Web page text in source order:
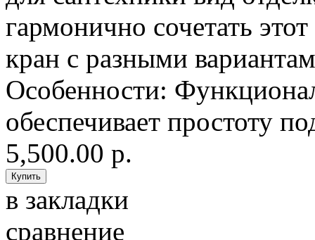
гармонично сочетать
кран с разными
Особенности:
обеспечивает простоту
5,500.00 р.
в закладки
сравнение